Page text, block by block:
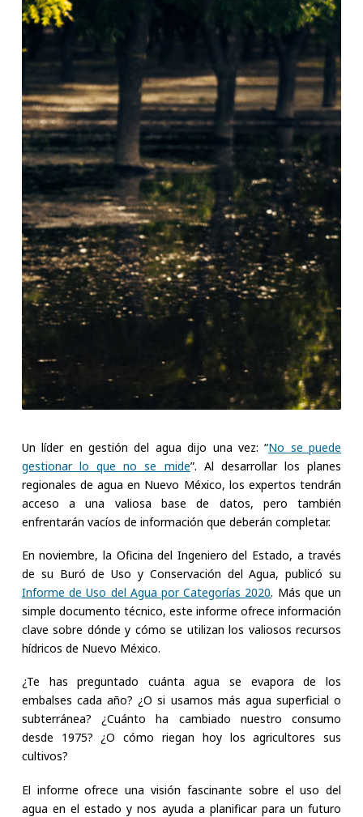
Un líder en gestión del agua dijo una vez: “No se puede
gestionar lo que no se mide”. Al desarrollar los planes
regionales de agua en Nuevo México, los expertos tendrán
acceso a una valiosa base de datos, pero también
enfrentarán vacíos de información que deberán completar.
En noviembre, la Oficina del Ingeniero del Estado, a través
de su Buró de Uso y Conservación del Agua, publicó su
Informe de Uso del Agua por Categorías 2020. Más que un
simple documento técnico, este informe ofrece información
clave sobre dónde y cómo se utilizan los valiosos recursos
hídricos de Nuevo México.
¿Te has preguntado cuánta agua se evapora de los
embalses cada año? ¿O si usamos más agua superficial o
subterránea? ¿Cuánto ha cambiado nuestro consumo
desde 1975? ¿O cómo riegan hoy los agricultores sus
cultivos?
El informe ofrece una visión fascinante sobre el uso del
agua en el estado y nos ayuda a planificar para un futuro